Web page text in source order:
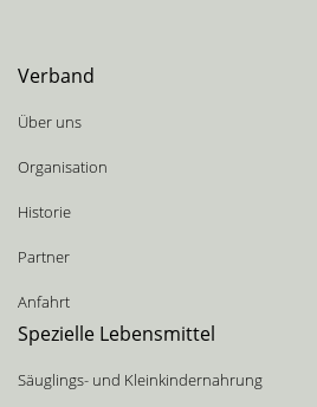
Verband
Über uns
Organisation
Historie
Partner
Anfahrt
Spezielle Lebensmittel
Säuglings- und Kleinkindernahrung